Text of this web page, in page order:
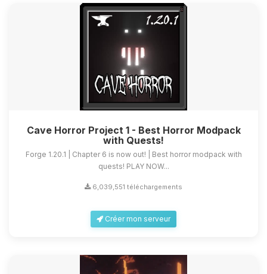
Cave Horror Project 1 - Best Horror Modpack
with Quests!
Forge 1.20.1 | Chapter 6 is now out! | Best horror modpack with
quests! PLAY NOW...
6,039,551 téléchargements
Créer mon serveur